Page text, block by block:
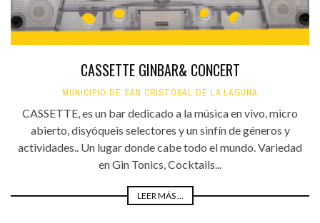
CASSETTE GINBAR& CONCERT
MUNICIPIO DE SAN CRISTÓBAL DE LA LAGUNA
CASSETTE, es un bar dedicado a la música en vivo, micro
abierto, disyóqueis selectores y un sinfín de géneros y
actividades.. Un lugar donde cabe todo el mundo. Variedad
en Gin Tonics, Cocktails...
LEER MÁS ...